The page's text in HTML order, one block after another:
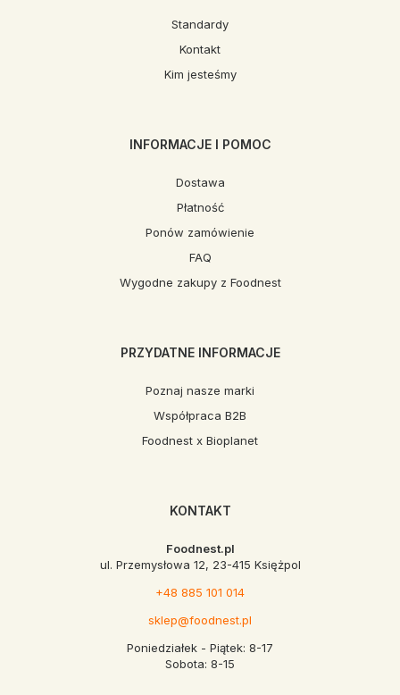
Standardy
Kontakt
Kim jesteśmy
INFORMACJE I POMOC
Dostawa
Płatność
Ponów zamówienie
FAQ
Wygodne zakupy z Foodnest
PRZYDATNE INFORMACJE
Poznaj nasze marki
Współpraca B2B
Foodnest x Bioplanet
KONTAKT
Foodnest.pl
ul. Przemysłowa 12, 23-415 Księżpol
+48 885 101 014
sklep@foodnest.pl
Poniedziałek - Piątek: 8-17
Sobota: 8-15